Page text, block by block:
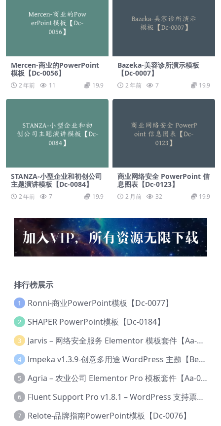
Mercen-商业的PowerPoint
模板【Dc-0056】
2 年前 11 19.9
Bazeka-美容诊所演示模板
【Dc-0007】
2 年前 7 19.9
STANZA-小型企业和初创公司
主题演讲模板【Dc-0084】
2 年前 7 19.9
商业网络安全 PowerPoint 信
息图表【Dc-0123】
2 月前 32 19.9
排行榜展示
1 Ronni-商业PowerPoint模板【Dc-0077】
2 SHAPER PowerPoint模板【Dc-0184】
3 Jarvis – 网络安全服务 Elementor 模板套件【Aa-0035】
4 lmpeka v1.3.9-创意多用途 WordPress 主题【Be-0064】
5 Agria – 农业公司 Elementor Pro 模板套件【Aa-0003】
6 Fluent Support Pro v1.8.1 – WordPress 支持票务系统【Cc-0041】
7 Relote-品牌指南PowerPoint模板【Dc-0076】